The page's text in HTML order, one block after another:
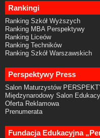
Rankingi
Ranking Szkół Wyższych
Ranking MBA Perspektywy
Ranking Liceów
Ranking Techników
Ranking Szkół Warszawskich
Perspektywy Press
Salon Maturzystów
Międzynarodowy Salon
Oferta Reklamowa
Prenumerata
Fundacja Edukacyjna